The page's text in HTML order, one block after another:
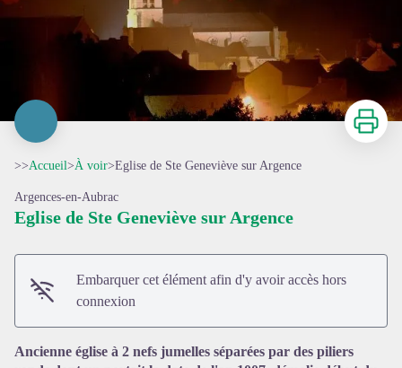
Imprimer
>>Accueil>À voir>Eglise de Ste Geneviève sur Argence
Argences-en-Aubrac
Eglise de Ste Geneviève sur Argence
Embarquer cet élément afin d'y avoir accès hors
connexion
Ancienne église à 2 nefs jumelles séparées par des piliers